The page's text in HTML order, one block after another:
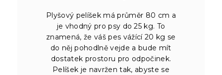
Plyšový pelíšek má průměr 80 cm a
je vhodný pro psy do 25 kg. To
znamená, že váš pes vážící 20 kg se
do něj pohodlně vejde a bude mít
dostatek prostoru pro odpočinek.
Pelíšek je navržen tak, abyste se